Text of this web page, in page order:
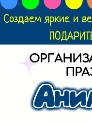
Создаем яркие и